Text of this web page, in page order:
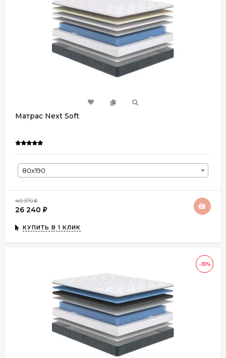
Матрас Next Soft
80х190
40 370₽
26 240 ₽
КУПИТЬ В 1 КЛИК
-35%